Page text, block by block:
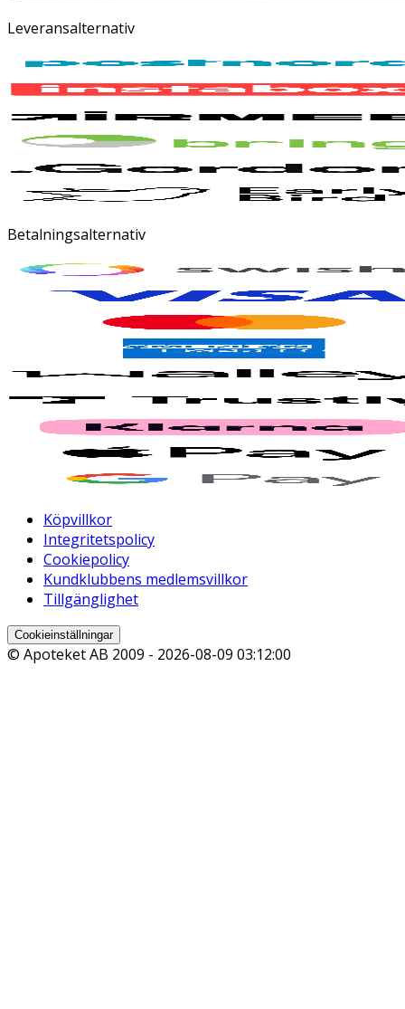
Leveransalternativ
Betalningsalternativ
Köpvillkor
Integritetspolicy
Cookiepolicy
Kundklubbens medlemsvillkor
Tillgänglighet
Cookieinställningar
© Apoteket AB 2009 - 2026-08-09 03:12:00